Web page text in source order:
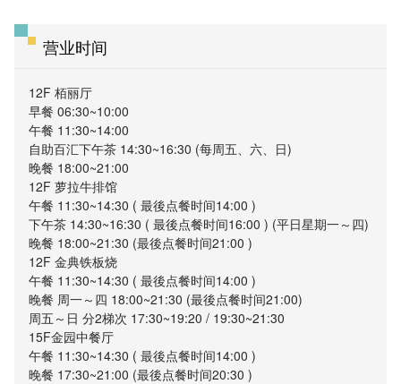
营业时间
12F 栢丽厅
早餐 06:30~10:00
午餐 11:30~14:00
自助百汇下午茶 14:30~16:30 (每周五、六、日)
晚餐 18:00~21:00
12F 萝拉牛排馆
午餐 11:30~14:30 ( 最後点餐时间14:00 )
下午茶 14:30~16:30 ( 最後点餐时间16:00 ) (平日星期一～四)
晚餐 18:00~21:30 (最後点餐时间21:00 )
12F 金典铁板烧
午餐 11:30~14:30 ( 最後点餐时间14:00 )
晚餐 周一～四 18:00~21:30 (最後点餐时间21:00)
周五～日 分2梯次 17:30~19:20 / 19:30~21:30
15F金园中餐厅
午餐 11:30~14:30 ( 最後点餐时间14:00 )
晚餐 17:30~21:00 (最後点餐时间20:30 )